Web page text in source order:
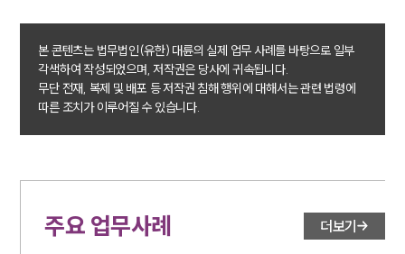
구성원 소개
음주운전·교통사고전문변호사추천
법률 블로그
본 콘텐츠는 법무법인(유한) 대륜의 실제 업무 사례를 바탕으로 일부
각색하여 작성되었으며, 저작권은 당사에 귀속됩니다.
무단 전재, 복제 및 배포 등 저작권 침해 행위에 대해서는 관련 법령에
따른 조치가 이루어질 수 있습니다.
주요 업무사례 더보기